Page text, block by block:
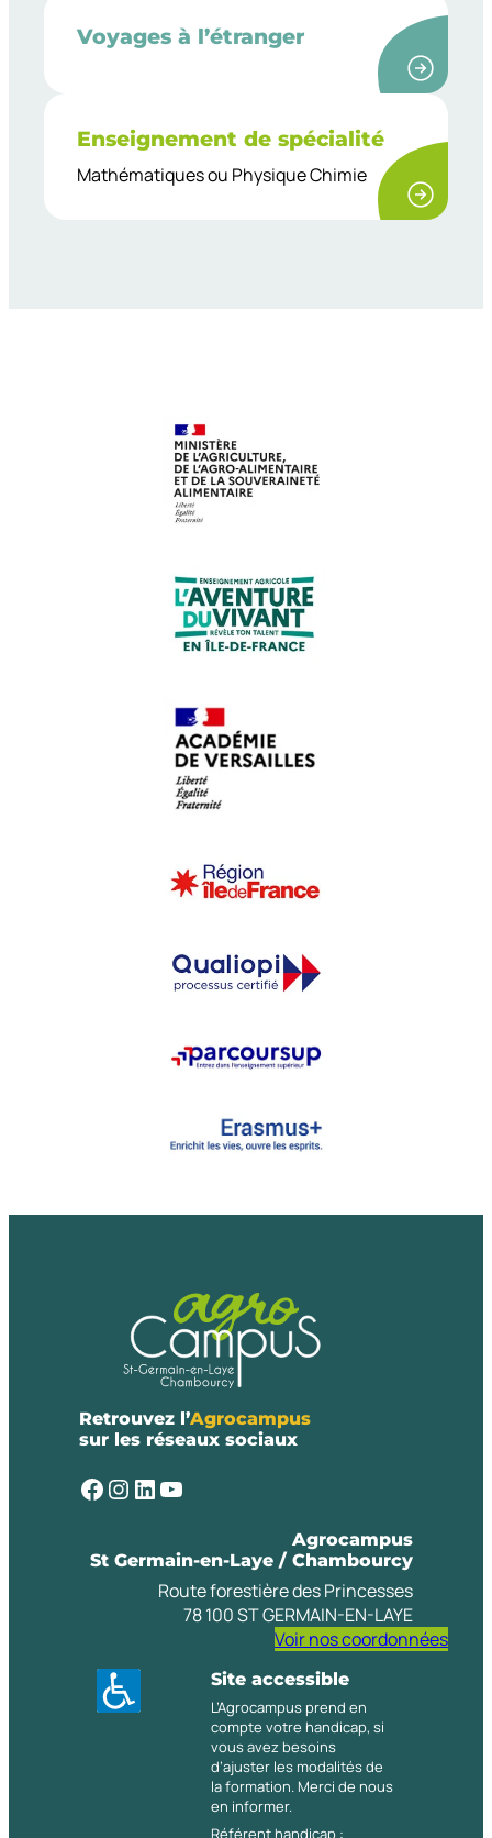
Voyages à l’étranger
Enseignement de spécialité
Mathématiques ou Physique Chimie
Retrouvez l’Agrocampus
sur les réseaux sociaux
Facebook Instagram LinkedIn YouTube
Agrocampus
St Germain-en-Laye / Chambourcy
Route forestière des Princesses
78 100 ST GERMAIN-EN-LAYE
Voir nos coordonnées
Site accessible
L’Agrocampus prend en
compte votre handicap, si
vous avez besoins
d’ajuster les modalités de
la formation. Merci de nous
en informer.
Référent handicap :